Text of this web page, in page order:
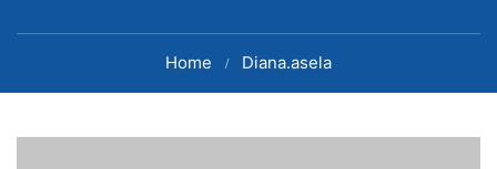
Home Diana.asela